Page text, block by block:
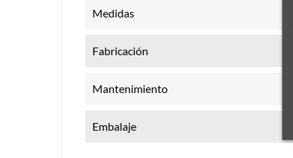
Medidas
Fabricación
Mantenimiento
Embalaje